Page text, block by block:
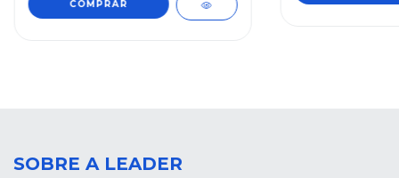
COMPRAR
SOBRE A LEADER